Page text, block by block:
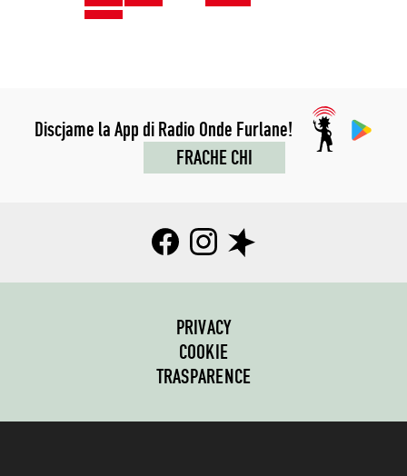
Discjame la App di Radio Onde Furlane!
FRACHE CHI
PRIVACY
COOKIE
TRASPARENCE